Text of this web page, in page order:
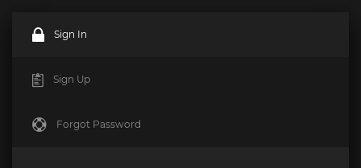
Sign In
Sign Up
Forgot Password